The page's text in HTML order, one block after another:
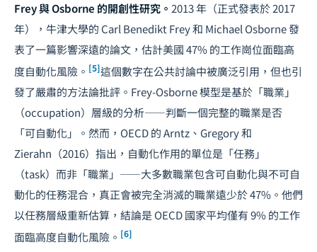
Frey 與 Osborne 的開創性研究。 2013 年（正式發表於 2017
年），牛津大學的 Carl Benedikt Frey 和 Michael Osborne 發
表了一篇影響深遠的論文，估計美國 47% 的工作崗位面臨高
度自動化風險。 [5]這個數字在公共討論中被廣泛引用，但也引
發了嚴肅的方法論批評。Frey-Osborne 模型是基於「職業」
（occupation）層級的分析——判斷一個完整的職業是否
「可自動化」。然而，OECD 的 Arntz、Gregory 和
Zierahn（2016）指出，自動化作用的單位是「任務」
（task）而非「職業」——大多數職業包含可自動化與不可自
動化的任務混合，真正會被完全消滅的職業遠少於 47%。他們
以任務層級重新估算，結論是 OECD 國家平均僅有 9% 的工作
面臨高度自動化風險。 [6]